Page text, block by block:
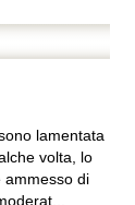
lamentata
volta, lo
ammesso di